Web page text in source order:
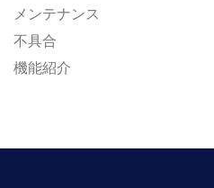
メンテナンス
不具合
機能紹介